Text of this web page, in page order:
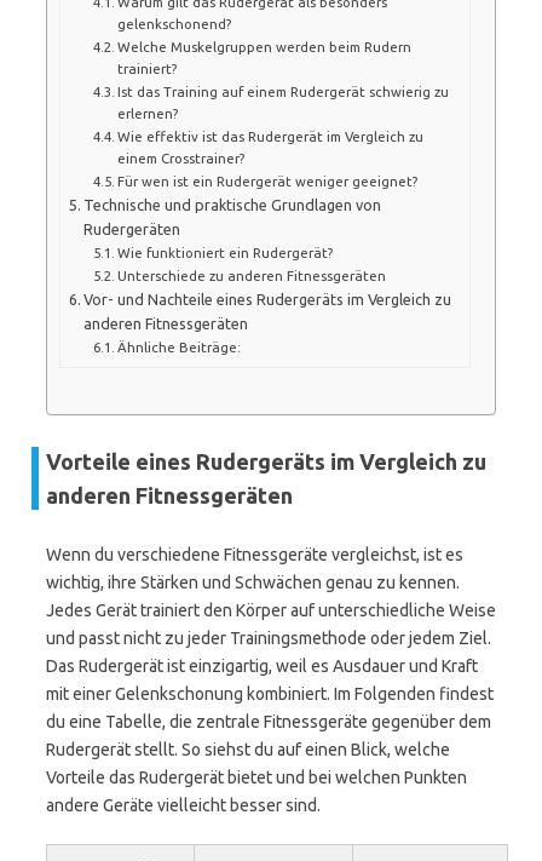
gelenkschonend?
Welche Muskelgruppen werden beim Rudern
trainiert?
Ist das Training auf einem Rudergerät schwierig zu
erlernen?
Wie effektiv ist das Rudergerät im Vergleich zu
einem Crosstrainer?
Für wen ist ein Rudergerät weniger geeignet?
Technische und praktische Grundlagen von
Rudergeräten
Wie funktioniert ein Rudergerät?
Unterschiede zu anderen Fitnessgeräten
Vor- und Nachteile eines Rudergeräts im Vergleich zu
anderen Fitnessgeräten
Ähnliche Beiträge:
Vorteile eines Rudergeräts im Vergleich zu
anderen Fitnessgeräten
Wenn du verschiedene Fitnessgeräte vergleichst, ist es
wichtig, ihre Stärken und Schwächen genau zu kennen.
Jedes Gerät trainiert den Körper auf unterschiedliche Weise
und passt nicht zu jeder Trainingsmethode oder jedem Ziel.
Das Rudergerät ist einzigartig, weil es Ausdauer und Kraft
mit einer Gelenkschonung kombiniert. Im Folgenden findest
du eine Tabelle, die zentrale Fitnessgeräte gegenüber dem
Rudergerät stellt. So siehst du auf einen Blick, welche
Vorteile das Rudergerät bietet und bei welchen Punkten
andere Geräte vielleicht besser sind.